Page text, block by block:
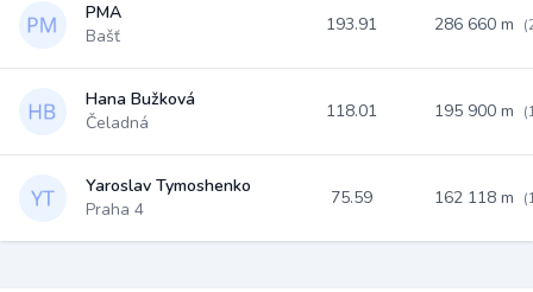
PMA
Bašť
193.91 286 660 m
Hana Bužková
Čeladná
118.01 195 900 m
Yaroslav Tymoshenko
Praha 4
75.59 162 118 m